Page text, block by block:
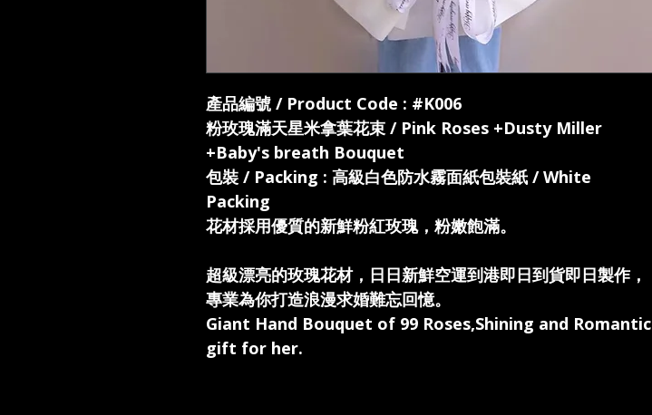
產品編號 / Product Code : #K006
粉玫瑰滿天星米拿葉花束 / Pink Roses +Dusty Miller
+Baby's breath Bouquet
包裝 / Packing : 高級白色防水霧面紙包裝紙 / White
Packing
花材採用優質的新鮮粉紅玫瑰，粉嫩飽滿。
超級漂亮的玫瑰花材，日日新鮮空運到港即日到貨即日製作，
專業為你打造浪漫求婚難忘回憶。
Giant Hand Bouquet of 99 Roses,Shining and Romantic
gift for her.